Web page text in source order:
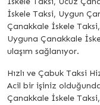
İskele Taksi, Uygun
Çanakkale İskele
Uyguna Çanakkale
ulaşım sağlanıyor.
Hızlı ve Çabuk Taksi
Acil bir işiniz
Çanakkale İskele